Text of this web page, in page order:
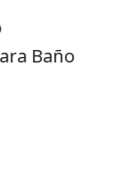
Baño